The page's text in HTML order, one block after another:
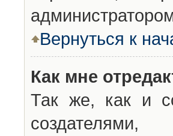
Вернуться к
Как мне
Так же, как и